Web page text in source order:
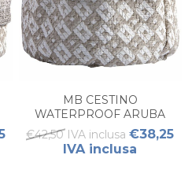
MB CESTINO
WATERPROOF ARUBA
SAND M
€42,50 IVA inclusa €38,25
IVA inclusa